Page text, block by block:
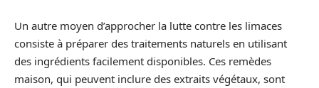
Un autre moyen d’approcher la lutte contre les limaces
consiste à préparer des traitements naturels en utilisant
des ingrédients facilement disponibles. Ces remèdes
maison, qui peuvent inclure des extraits végétaux, sont